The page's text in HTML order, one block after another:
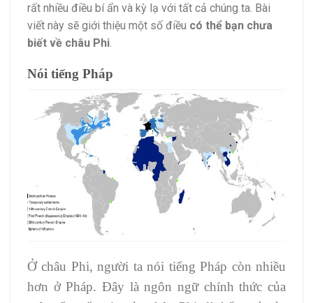
rất nhiều điều bí ẩn và kỳ lạ với tất cả chúng ta. Bài
viết này sẽ giới thiệu một số điều có thể bạn chưa
biết về châu Phi
Nói tiếng Pháp
Ở châu Phi, người ta nói tiếng Pháp còn nhiều
hơn ở Pháp. Đây là ngôn ngữ chính thức của